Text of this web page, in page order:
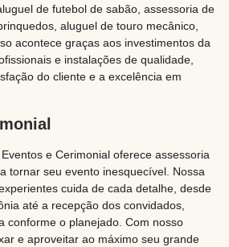
de futebol de sabão, assessoria de
aluguel de touro mecânico,
acontece graças aos investimentos da
e instalações de qualidade,
do cliente e a excelência em
e Cerimonial oferece assessoria
tornar seu evento inesquecível. Nossa
cuida de cada detalhe, desde
até a recepção dos convidados,
conforme o planejado. Com nosso
e aproveitar ao máximo seu grande